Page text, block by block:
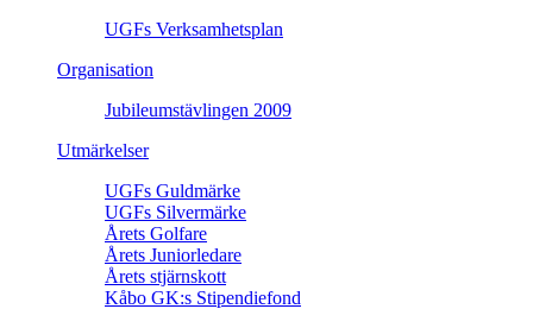
UGFs Verksamhetsplan
Organisation
Jubileumstävlingen 2009
Utmärkelser
UGFs Guldmärke
UGFs Silvermärke
Årets Golfare
Årets Juniorledare
Årets stjärnskott
Kåbo GK:s Stipendiefond